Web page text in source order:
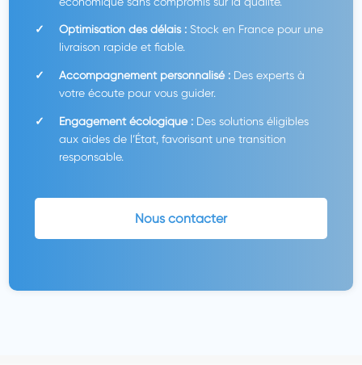
Optimisation des délais : Stock en France pour une
livraison rapide et fiable.
Accompagnement personnalisé : Des experts à
votre écoute pour vous guider.
Engagement écologique : Des solutions éligibles
aux aides de l’État, favorisant une transition
responsable.
Nous contacter